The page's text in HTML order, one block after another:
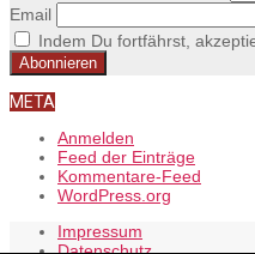
Email
Indem Du fortfährst,
META
Anmelden
Feed der Einträge
Kommentare-Feed
WordPress.org
Impressum